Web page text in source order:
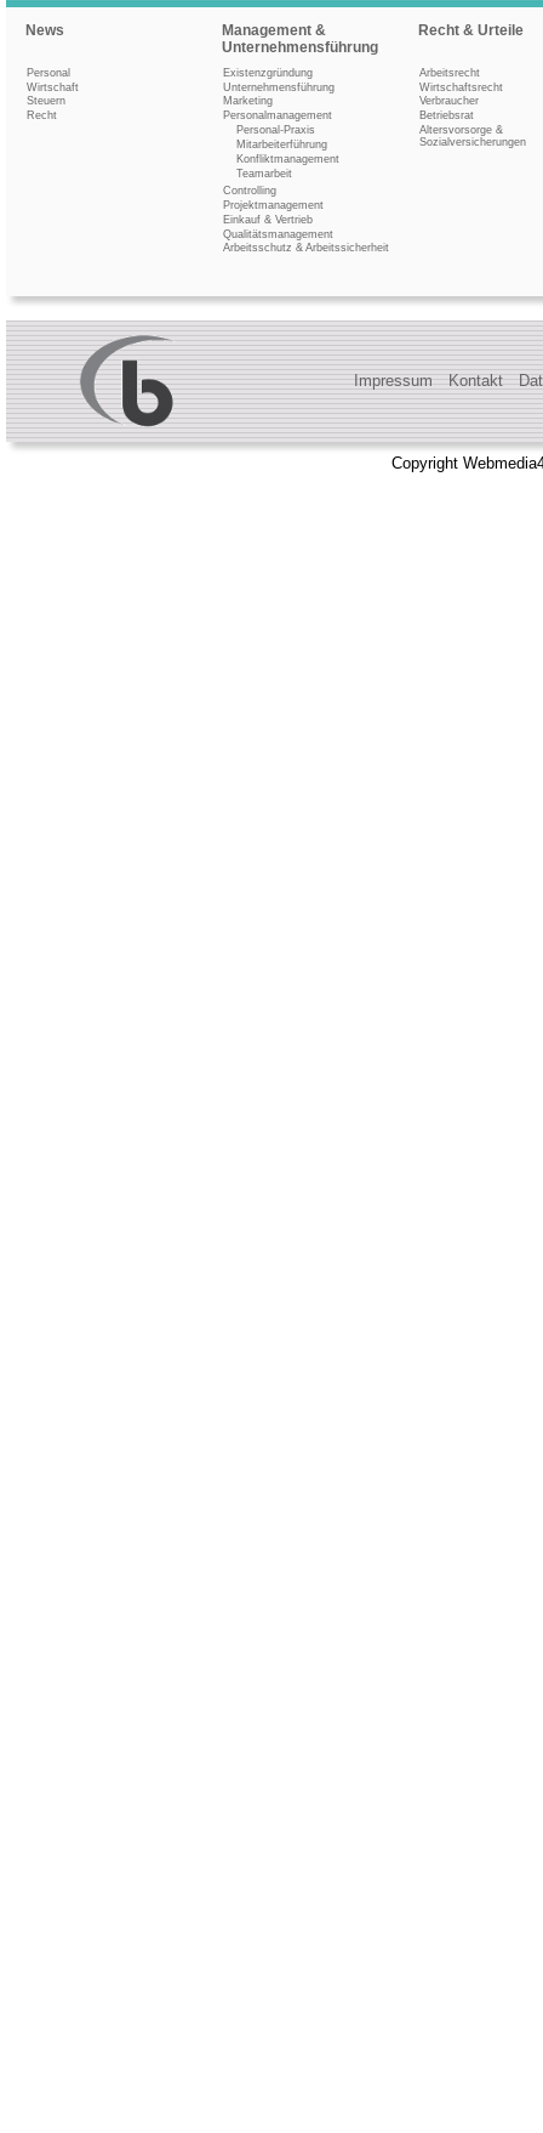
News
Personal
Wirtschaft
Steuern
Recht
Management &
Unternehmensführung
Existenzgründung
Unternehmensführung
Marketing
Personalmanagement
Personal-Praxis
Mitarbeiterführung
Konfliktmanagement
Teamarbeit
Controlling
Projektmanagement
Einkauf & Vertrieb
Qualitätsmanagement
Arbeitsschutz & Arbeitssicherheit
Recht & Urteile
Arbeitsrecht
Wirtschaftsrecht
Verbraucher
Betriebsrat
Altersvorsorge &
Sozialversicherungen
Impressum Kontakt
Copyright